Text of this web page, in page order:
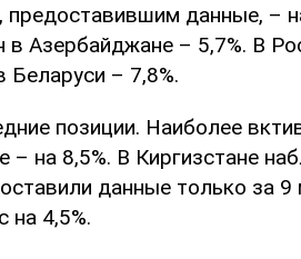
данные, –
Азербайджане – 5,7%. В
Беларуси – 7,8%.
позиции. Наиболее
– на 8,5%. В Киргизстане
данные только за 9
4,5%.